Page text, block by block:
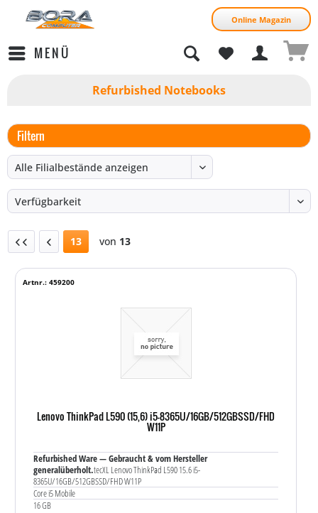
Online Magazin
MENÜ
Refurbished Notebooks
Filtern
13 von 13
Lenovo ThinkPad L590 (15,6) i5-8365U/16GB/512GBSSD/FHD
W11P
Refurbished Ware — Gebraucht & vom Hersteller
generalüberholt.tecXL Lenovo ThinkPad L590 15.6 i5-
8365U/16GB/512GBSSD/FHD W11P
Core i5 Mobile
16 GB
Artnr.: 459200